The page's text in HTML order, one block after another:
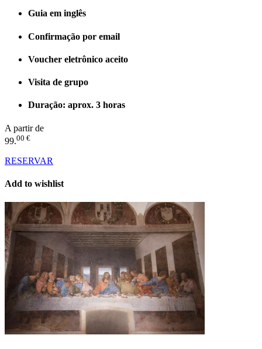
Guia em inglês
Confirmação por email
Voucher eletrônico aceito
Visita de grupo
Duração: aprox. 3 horas
A partir de
99.00 €
RESERVAR
Add to wishlist